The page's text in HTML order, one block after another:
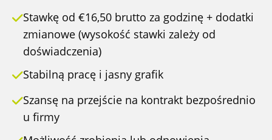
Stawkę od €16,50 brutto za godzinę + dodatki
zmianowe (wysokość stawki zależy od
doświadczenia)
Stabilną pracę i jasny grafik
Szansę na przejście na kontrakt bezpośrednio
u firmy